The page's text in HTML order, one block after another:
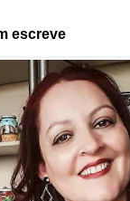
escreve